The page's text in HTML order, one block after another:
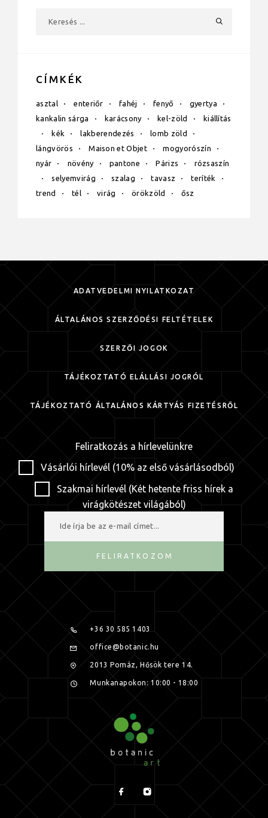
CÍMKÉK
asztal enteriőr fahéj fenyő
gyertya
kankalin sárga
karácsony kel-zöld
kiállítás
kék
lakberendezés
lomb zöld
lángvörös
Maison et Objet
mogyorószín
nyár
növény pantone Párizs
rózsaszín
selyemvirág
szalag tavasz
teríték
trend
tél virág örökzöld ősz
ADATVÉDELMI NYILATKOZAT
ÁLTALÁNOS SZERZŐDÉSI FELTÉTELEK
SZERZŐI JOGOK
TÁJÉKOZTATÓ ELÁLLÁSI JOGRÓL
TÁJÉKOZTATÓ ÁLTALÁNOS KÁRTYÁS FIZETÉSRŐL
Feliratkozás a hírlevelünkre
Vásárlói hírlevél (10% az első vásárlásodból)
Szakmai hírlevél (Két hetente friss hírek a
virágkötészet világából)
FELIRATKOZOM
+36 30 585 1403
office@botanic.hu
2013 Pomáz, Hősök tere 14.
Munkanapokon: 10:00 - 18:00